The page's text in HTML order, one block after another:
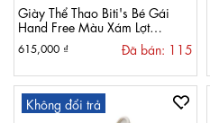
Giày Thể Thao Biti's Bé Gái
Hand Free Màu Xám Lợt
615,000 ₫ Đã bán: 115
Không đổi trả